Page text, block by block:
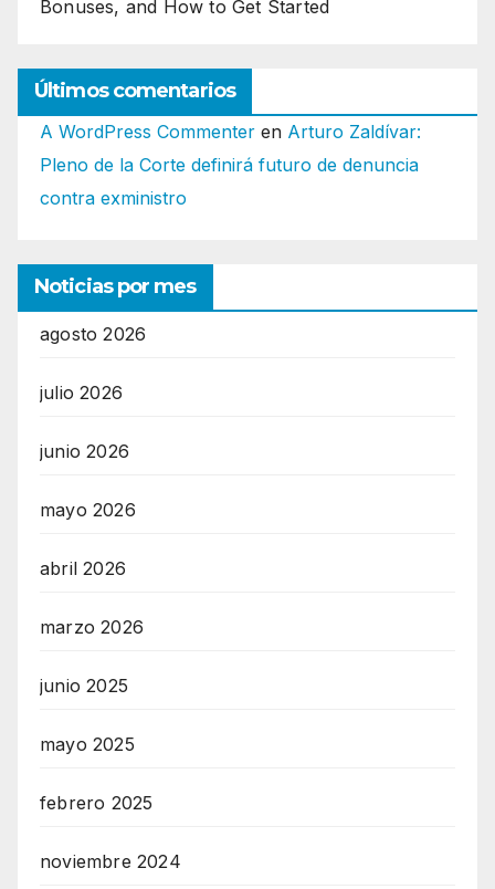
Bonuses, and How to Get Started
Últimos comentarios
A WordPress Commenter en Arturo Zaldívar:
Pleno de la Corte definirá futuro de denuncia
contra exministro
Noticias por mes
agosto 2026
julio 2026
junio 2026
mayo 2026
abril 2026
marzo 2026
junio 2025
mayo 2025
febrero 2025
noviembre 2024